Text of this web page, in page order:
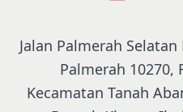
Jalan Palmerah Selatan
Palmerah 10270,
Kecamatan Tanah